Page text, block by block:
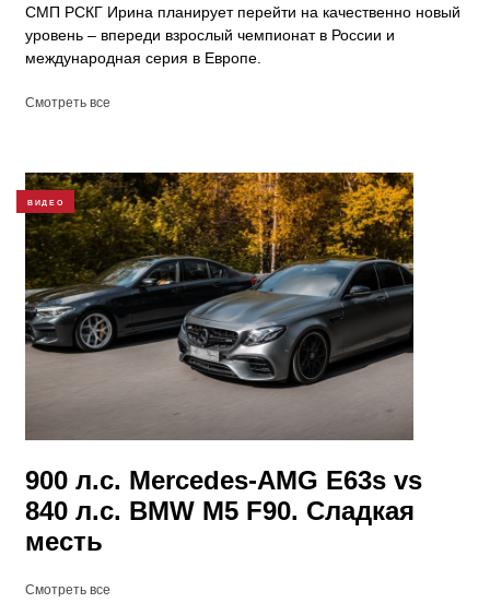
СМП РСКГ Ирина планирует перейти на качественно новый
уровень – впереди взрослый чемпионат в России и
международная серия в Европе.
Смотреть все
ВИДЕО
900 л.с. Mercedes-AMG E63s vs
840 л.с. BMW M5 F90. Сладкая
месть
Смотреть все